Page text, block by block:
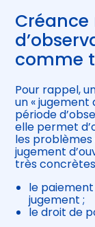
Créance
comme
Pour rappel,
un « jugement
période
elle permet
les
jugement
très concrètes
le
jugement ;
le droit de